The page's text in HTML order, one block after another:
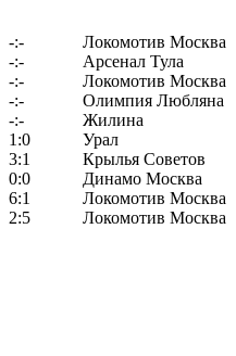
-:-
Локомотив Москва
-:-
Арсенал Тула
-:-
Локомотив Москва
-:-
Олимпия Любляна
-:-
Жилина
1:0
Урал
3:1
Крылья Советов
0:0
Динамо Москва
6:1
Локомотив Москва
2:5
Локомотив Москва